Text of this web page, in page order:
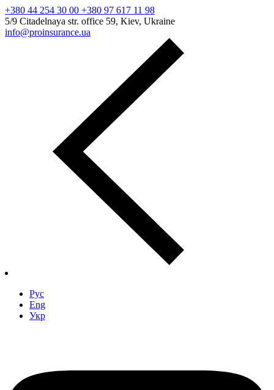
+380 44 254 30 00 +380 97 617 11 98
5/9 Citadelnaya str. office 59, Kiev, Ukraine
info@proinsurance.ua
Рус
Eng
Укр